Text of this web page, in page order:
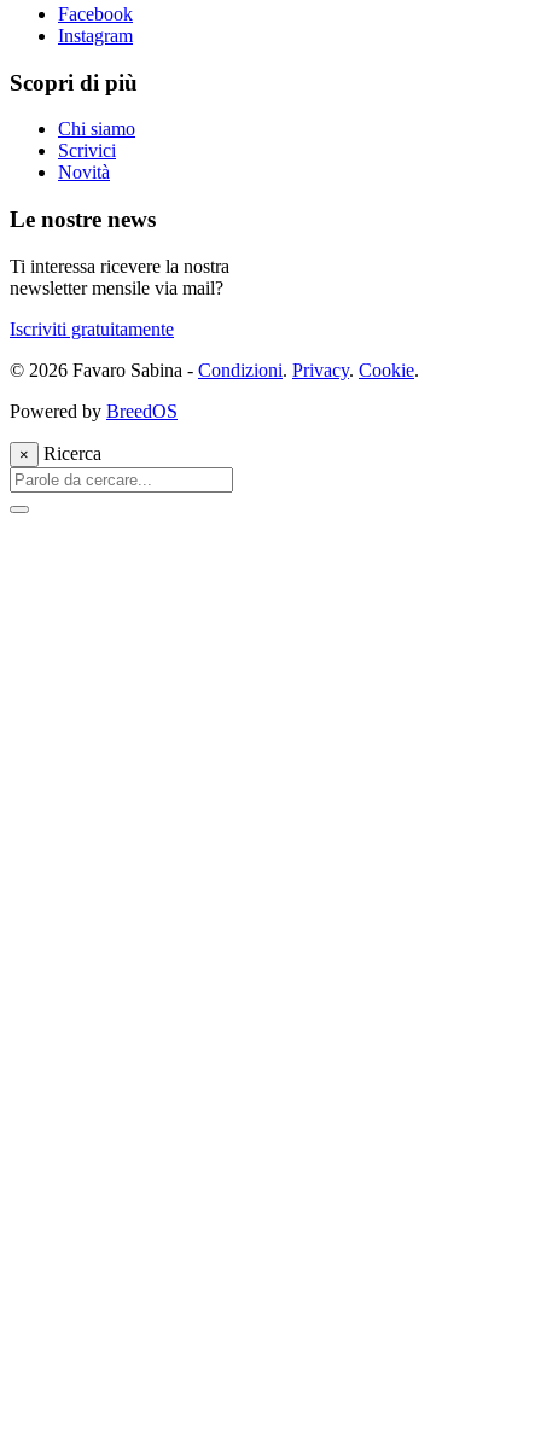
Facebook
Instagram
Scopri di più
Chi siamo
Scrivici
Novità
Le nostre news
Ti interessa ricevere la nostra
newsletter mensile via mail?
Iscriviti gratuitamente
© 2026 Favaro Sabina - Condizioni. Privacy. Cookie.
Powered by BreedOS
× Ricerca